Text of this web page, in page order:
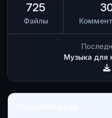
725
Файлы
Музыка для